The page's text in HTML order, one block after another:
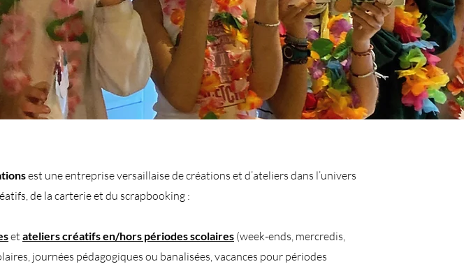
est une entreprise versaillaise de créations et d’ateliers dans l’univers
de la carterie et du scrapbooking :
etateliers créatifs en/hors périodes scolaires (week-ends, mercredis,
journées pédagogiques ou banalisées, vacances pour périodes